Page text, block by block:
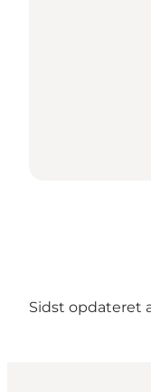
Sidst opdateret